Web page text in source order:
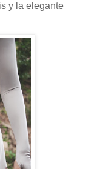
y la elegante